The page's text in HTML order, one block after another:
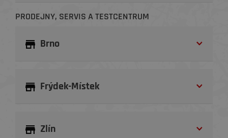
PRODEJNY, SERVIS A TESTCENTRUM
Brno
Frýdek-Místek
Zlín